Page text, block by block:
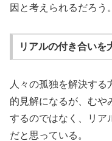
因と考えられるだろう。
リアルの付き合いを
人々の孤独を解決する
的見解になるが、むや
するのではなく、リア
だと思っている。